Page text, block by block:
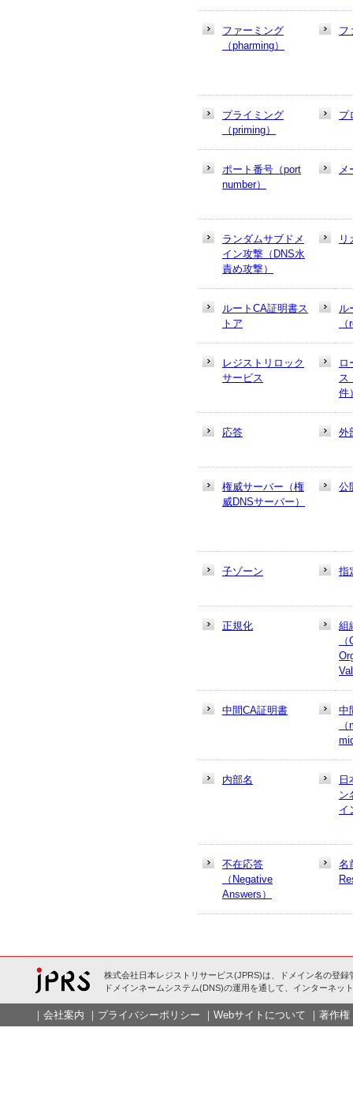
ファーミング
（pharming）
フ
プライミング
（priming）
プ
ポート番号（port
number）
メ
ランダムサブドメ
イン攻撃（DNS水
責め攻撃）
リ
ルートCA証明書ス
トア
ル
レジストリロック
サービス
ロ
ス
件
応答 外
権威サーバー（権
威DNSサーバー）
公
子ゾーン 指
正規化
組
中間CA証明書
中
内部名
ン
イ
不在応答
（Negative
Answers）
名
株式会社日本レジストリサービス(JPRS)は、ドメイン名の登録
ドメインネームシステム(DNS)の運用を通して、インターネッ
｜ 会社案内 ｜ プライバシーポリシー ｜ Webサイトについて ｜ 著作権